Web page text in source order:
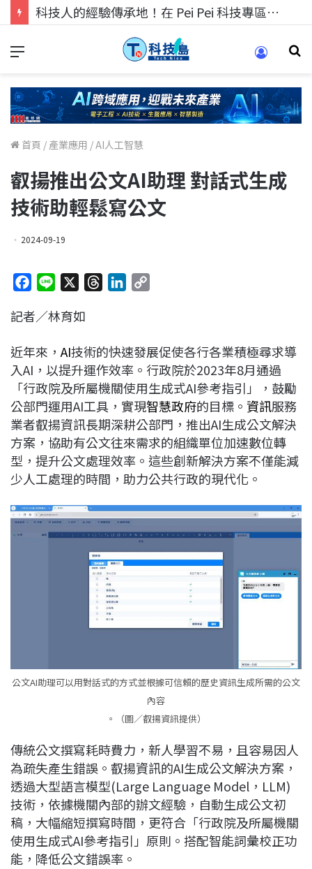
科技人的經驗傳承地！在 Pei Pei 科技專區，與學弟妹交流最硬核的技術
首頁 / 產業應用 /AI人工智慧
叡揚推出公文AI助理 對話式生成
技術助輕鬆寫公文
2024-09-19
c
b
o
o
k
n
a
d
s
e
d
I
n
L
i
n
k
記者／林育如
近年來， AI技術的快速發展促使各行各業積極尋求導
入AI，以提升運作效率。行政院於2023年8月通過
「行政院及所屬機關使用生成式AI參考指引」，鼓勵
公部門運用AI工具，實現智慧政府的目標。 資訊服務
業者叡揚資訊長期深耕公部門，推出AI生成公文解決
方案，協助有公文往來需求的組織單位加速數位轉
型，提升公文處理效率。這些創新解決方案不僅能減
少人工處理的時間，助力公共行政的現代化。
公文AI助理可以用對話式的方式並根據可信賴的歷史資訊生成所需的公文
內容
。（圖／叡揚資訊提供）
傳統公文撰寫耗時費力，新人學習不易，且容易因人
為疏失產生錯誤。叡揚資訊的AI生成公文解決方案，
透過大型語言模型(Large Language Model，LLM)
技術，依據機關內部的辦文經驗，自動生成公文初
稿，大幅縮短撰寫時間，更符合「行政院及所屬機關
使用生成式AI參考指引」原則。搭配智能詞彙校正功
能，降低公文錯誤率。